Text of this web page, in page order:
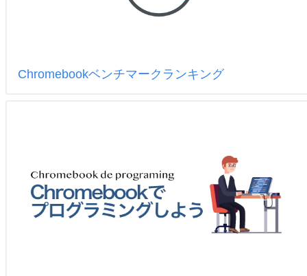
Chromebookベンチマークランキング